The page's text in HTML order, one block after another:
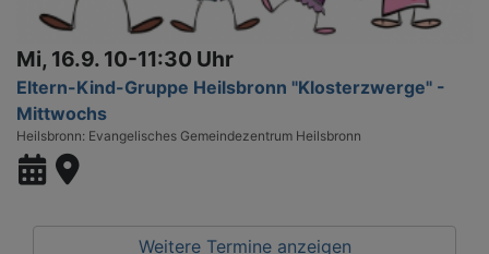
Mi, 16.9. 10-11:30 Uhr
Eltern-Kind-Gruppe Heilsbronn "Klosterzwerge" -
Mittwochs
Heilsbronn Evangelisches Gemeindezentrum Heilsbronn
Weitere Termine anzeigen